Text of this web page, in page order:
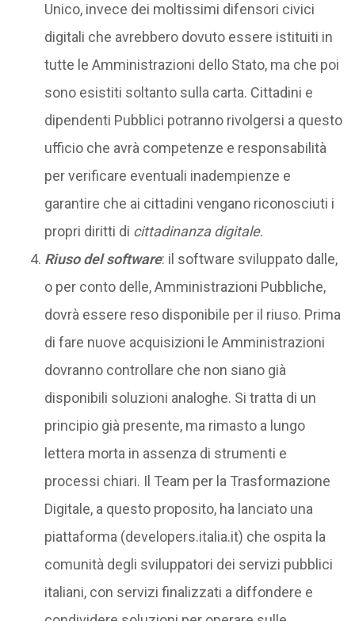
Unico, invece dei moltissimi difensori civici
digitali che avrebbero dovuto essere istituiti in
tutte le Amministrazioni dello Stato, ma che poi
sono esistiti soltanto sulla carta. Cittadini e
dipendenti Pubblici potranno rivolgersi a questo
ufficio che avrà competenze e responsabilità
per verificare eventuali inadempienze e
garantire che ai cittadini vengano riconosciuti i
propri diritti di cittadinanza digitale.
Riuso del software: il software sviluppato dalle,
o per conto delle, Amministrazioni Pubbliche,
dovrà essere reso disponibile per il riuso. Prima
di fare nuove acquisizioni le Amministrazioni
dovranno controllare che non siano già
disponibili soluzioni analoghe. Si tratta di un
principio già presente, ma rimasto a lungo
lettera morta in assenza di strumenti e
processi chiari. Il Team per la Trasformazione
Digitale, a questo proposito, ha lanciato una
piattaforma (developers.italia.it) che ospita la
comunità degli sviluppatori dei servizi pubblici
italiani, con servizi finalizzati a diffondere e